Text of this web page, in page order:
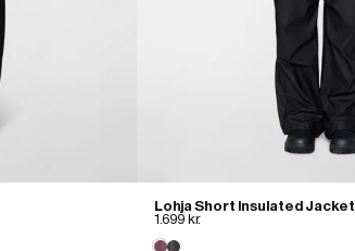
Lohja Short Insulated Jacket
1.699 kr.